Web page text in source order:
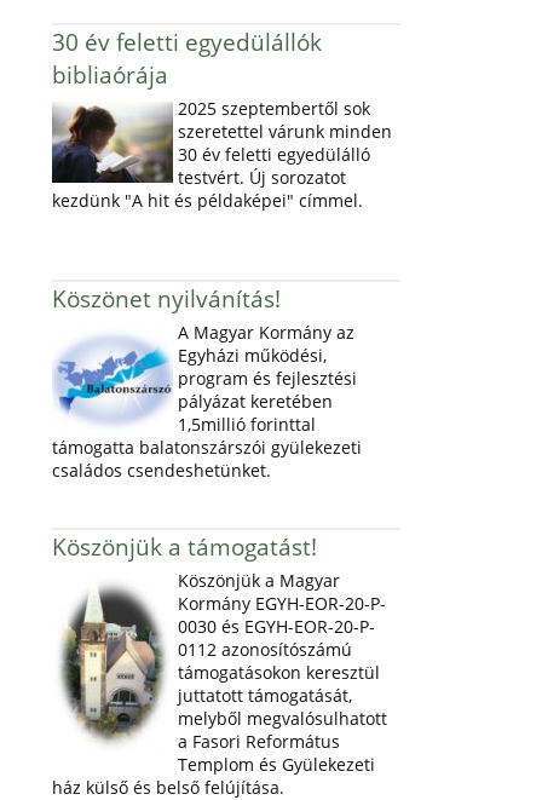
30 év feletti egyedülállók
bibliaórája
2025 szeptembertől sok
szeretettel várunk minden
30 év feletti egyedülálló
testvért. Új sorozatot
kezdünk "A hit és példaképei" címmel.
Köszönet nyilvánítás!
A Magyar Kormány az
Egyházi működési,
program és fejlesztési
pályázat keretében
1,5millió forinttal
támogatta balatonszárszói gyülekezeti
családos csendeshetünket.
Köszönjük a támogatást!
Köszönjük a Magyar
Kormány EGYH-EOR-20-P-
0030 és EGYH-EOR-20-P-
0112 azonosítószámú
támogatásokon keresztül
juttatott támogatását,
melyből megvalósulhatott
a Fasori Református
Templom és Gyülekezeti
ház külső és belső felújítása.